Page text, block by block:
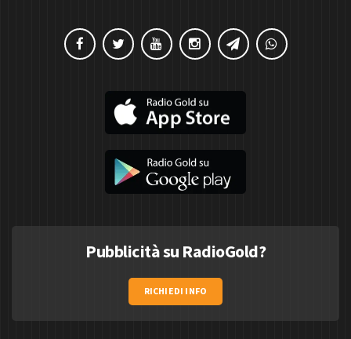
Pubblicità su RadioGold?
RICHIEDI INFO